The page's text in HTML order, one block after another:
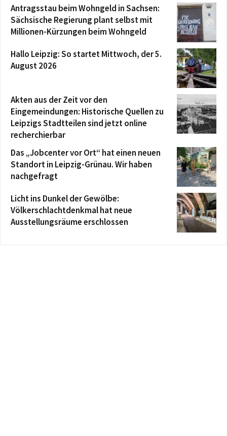
Antragsstau beim Wohngeld in Sachsen:
Sächsische Regierung plant selbst mit
Millionen-Kürzungen beim Wohngeld
Hallo Leipzig: So startet Mittwoch, der 5.
August 2026
Akten aus der Zeit vor den
Eingemeindungen: Historische Quellen zu
Leipzigs Stadtteilen sind jetzt online
recherchierbar
Das „Jobcenter vor Ort“ hat einen neuen
Standort in Leipzig-Grünau. Wir haben
nachgefragt
Licht ins Dunkel der Gewölbe:
Völkerschlachtdenkmal hat neue
Ausstellungsräume erschlossen